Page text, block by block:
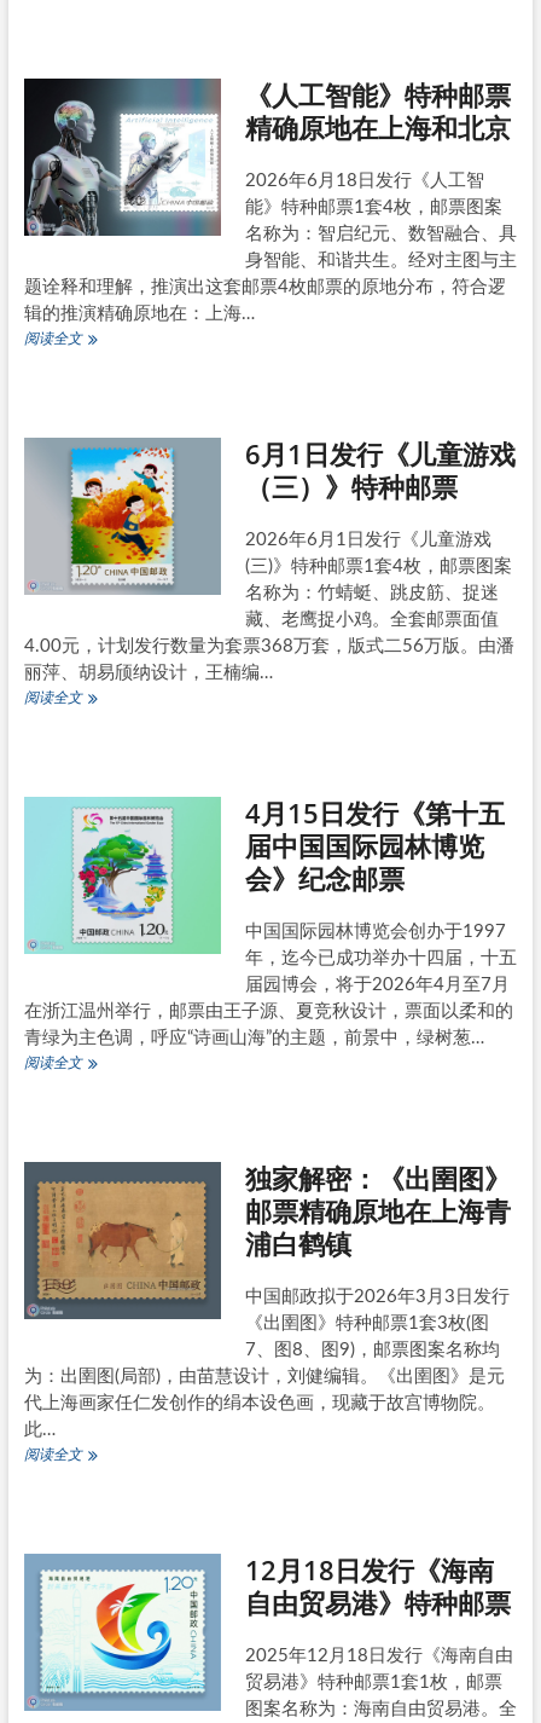
击
乐
器》
特
种
邮
票
五
种
乐
器
《人工智能》特种邮票
精确原地在上海和北京
2026年6月18日发行《人工智
能》特种邮票1套4枚，邮票图案
名称为：智启纪元、数智融合、具
身智能、和谐共生。经对主图与主
题诠释和理解，推演出这套邮票4枚邮票的原地分布，符合逻
辑的推演精确原地在：上海…
阅读全文《人
种
邮
票
精
确
原
地
在
和
北
京
6月1日发行《儿童游戏
（三）》特种邮票
2026年6月1日发行《儿童游戏
(三)》特种邮票1套4枚，邮票图案
名称为：竹蜻蜓、跳皮筋、捉迷
藏、老鹰捉小鸡。全套邮票面值
4.00元，计划发行数量为套票368万套，版式二56万版。由潘
丽萍、胡易颀纳设计，王楠编…
阅读全文6
行
《儿
童
游
戏
（三）》
特
种
票
4月15日发行《第十五
届中国国际园林博览
会》纪念邮票
中国国际园林博览会创办于1997
年，迄今已成功举办十四届，十五
届园博会，将于2026年4月至7月
在浙江温州举行，邮票由王子源、夏竞秋设计，票面以柔和的
青绿为主色调，呼应“诗画山海”的主题，前景中，绿树葱…
阅读全文4
《第
十
五
届
国
国
园
林
博
会》
独家解密：《出圉图》
邮票精确原地在上海青
浦白鹤镇
中国邮政拟于2026年3月3日发行
《出圉图》特种邮票1套3枚(图
7、图8、图9)，邮票图案名称均
为：出圉图(局部)，由苗慧设计，刘健编辑。《出圉图》是元
代上海画家任仁发创作的绢本设色画，现藏于故宫博物院。
此…
阅读全文独
图》
精
确
原
地
12月18日发行《海南
自由贸易港》特种邮票
2025年12月18日发行《海南自由
贸易港》特种邮票1套1枚，邮票
图案名称为：海南自由贸易港。全